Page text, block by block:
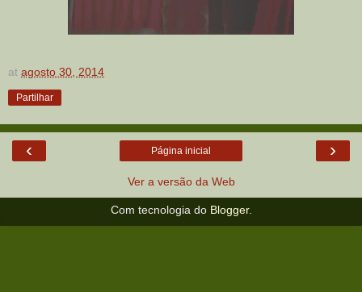
at agosto 30, 2014
Partilhar
‹ ›
Página inicial
Ver a versão da Web
Com tecnologia do Blogger.